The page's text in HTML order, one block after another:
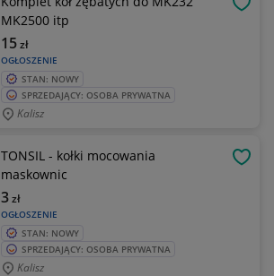
MK2500 itp
OGŁOSZENIE
15zł
STAN: NOWY
SPRZEDAJĄCY: OSOBA PRYWATNA
Kalisz
TONSIL - kołki mocowania
maskownic
OGŁOSZENIE
3zł
STAN: NOWY
SPRZEDAJĄCY: OSOBA PRYWATNA
Kalisz